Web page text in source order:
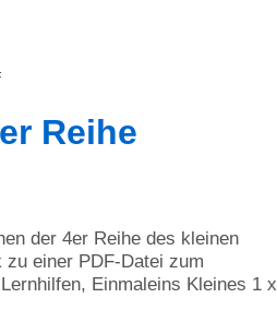
Reihe
der 4er Reihe des kleinen
zu einer PDF-Datei zum
Einmaleins Kleines 1 x